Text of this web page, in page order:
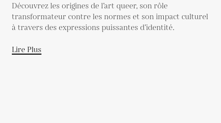
Découvrez les origines de l’art queer, son rôle
transformateur contre les normes et son impact culturel
à travers des expressions puissantes d’identité.
Lire Plus